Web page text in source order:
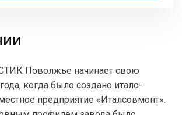
Поволжье начинает свою
когда было создано итало-
предприятие «Италсовмонт».